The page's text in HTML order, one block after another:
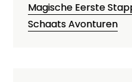
Magische Eerste
Schaats Avonturen